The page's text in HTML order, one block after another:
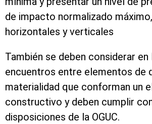
de impacto normalizado
horizontales y verticales
También se deben considerar en
encuentros entre elementos de
materialidad que conforman un
constructivo y deben cumplir
disposiciones de la OGUC.